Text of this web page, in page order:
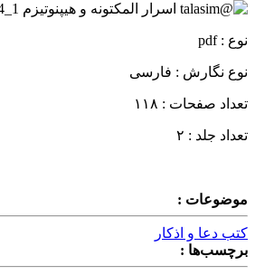
نوع : pdf
نوع نگارش : فارسی
تعداد صفحات : ۱۱۸
تعداد جلد : ۲
موضوعات :
کتب دعا و اذکار
برچسب‌ها :